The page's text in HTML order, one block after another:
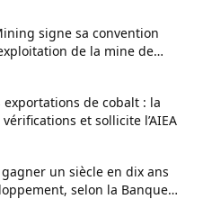
signe sa convention
de la mine de
de cobalt : la
et sollicite l’AIEA
un siècle en dix ans
selon la Banque